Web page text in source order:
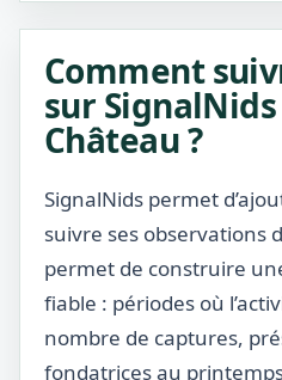
Comment
sur
Château ?
SignalNids permet
suivre ses observations
permet de construire
fiable : périodes où
nombre de captures,
fondatrices au